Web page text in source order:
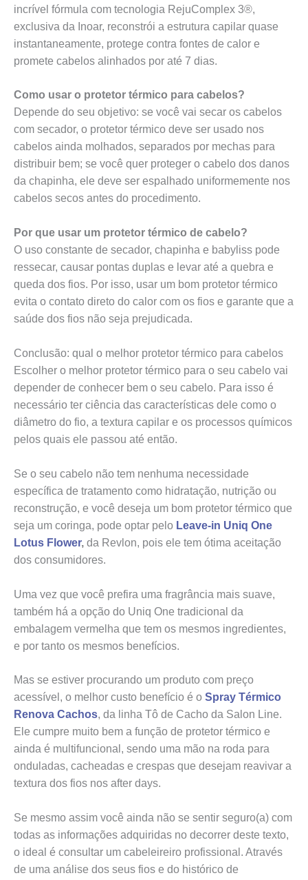
incrível fórmula com tecnologia RejuComplex 3®,
exclusiva da Inoar, reconstrói a estrutura capilar quase
instantaneamente, protege contra fontes de calor e
promete cabelos alinhados por até 7 dias.
Como usar o protetor térmico para cabelos?
Depende do seu objetivo: se você vai secar os cabelos
com secador, o protetor térmico deve ser usado nos
cabelos ainda molhados, separados por mechas para
distribuir bem; se você quer proteger o cabelo dos danos
da chapinha, ele deve ser espalhado uniformemente nos
cabelos secos antes do procedimento.
Por que usar um protetor térmico de cabelo?
O uso constante de secador, chapinha e babyliss pode
ressecar, causar pontas duplas e levar até a quebra e
queda dos fios. Por isso, usar um bom protetor térmico
evita o contato direto do calor com os fios e garante que a
saúde dos fios não seja prejudicada.
Conclusão: qual o melhor protetor térmico para cabelos
Escolher o melhor protetor térmico para o seu cabelo vai
depender de conhecer bem o seu cabelo. Para isso é
necessário ter ciência das características dele como o
diâmetro do fio, a textura capilar e os processos químicos
pelos quais ele passou até então.
Se o seu cabelo não tem nenhuma necessidade
específica de tratamento como hidratação, nutrição ou
reconstrução, e você deseja um bom protetor térmico que
seja um coringa, pode optar pelo Leave-in Uniq One
Lotus Flower, da Revlon, pois ele tem ótima aceitação
dos consumidores.
Uma vez que você prefira uma fragrância mais suave,
também há a opção do Uniq One tradicional da
embalagem vermelha que tem os mesmos ingredientes,
e por tanto os mesmos benefícios.
Mas se estiver procurando um produto com preço
acessível, o melhor custo benefício é o Spray Térmico
Renova Cachos, da linha Tô de Cacho da Salon Line.
Ele cumpre muito bem a função de protetor térmico e
ainda é multifuncional, sendo uma mão na roda para
onduladas, cacheadas e crespas que desejam reavivar a
textura dos fios nos after days.
Se mesmo assim você ainda não se sentir seguro(a) com
todas as informações adquiridas no decorrer deste texto,
o ideal é consultar um cabeleireiro profissional. Através
de uma análise dos seus fios e do histórico de